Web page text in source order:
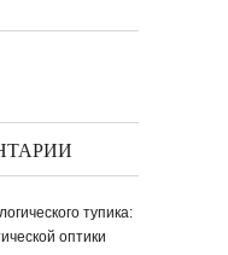
тупика:
оптики